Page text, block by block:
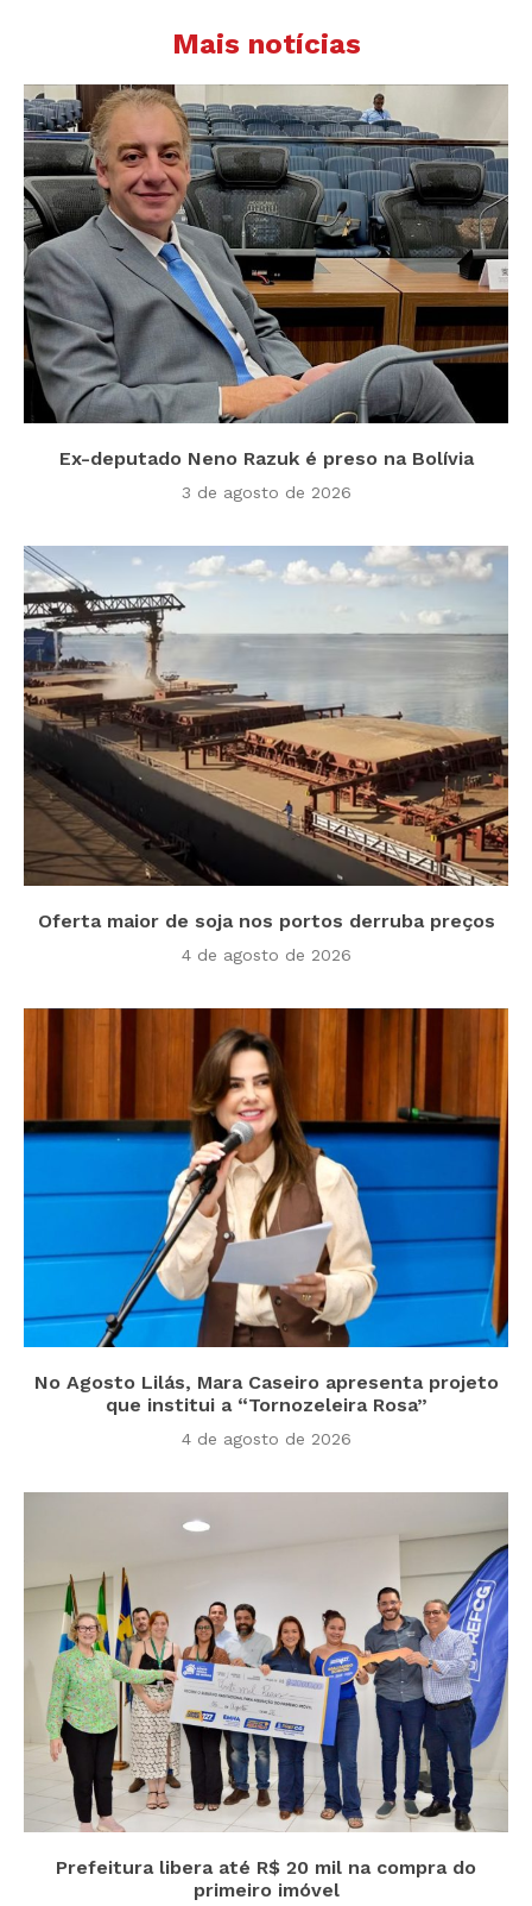
Mais notícias
Ex-deputado Neno Razuk é preso na Bolívia
3 de agosto de 2026
Oferta maior de soja nos portos derruba preços
4 de agosto de 2026
No Agosto Lilás, Mara Caseiro apresenta projeto
que institui a “Tornozeleira Rosa”
4 de agosto de 2026
Prefeitura libera até R$ 20 mil na compra do
primeiro imóvel